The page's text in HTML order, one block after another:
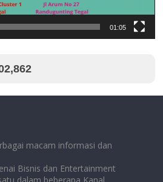
01:05
macam informasi dan
Bisnis dan Entertainment
dalam beberapa Kanal.